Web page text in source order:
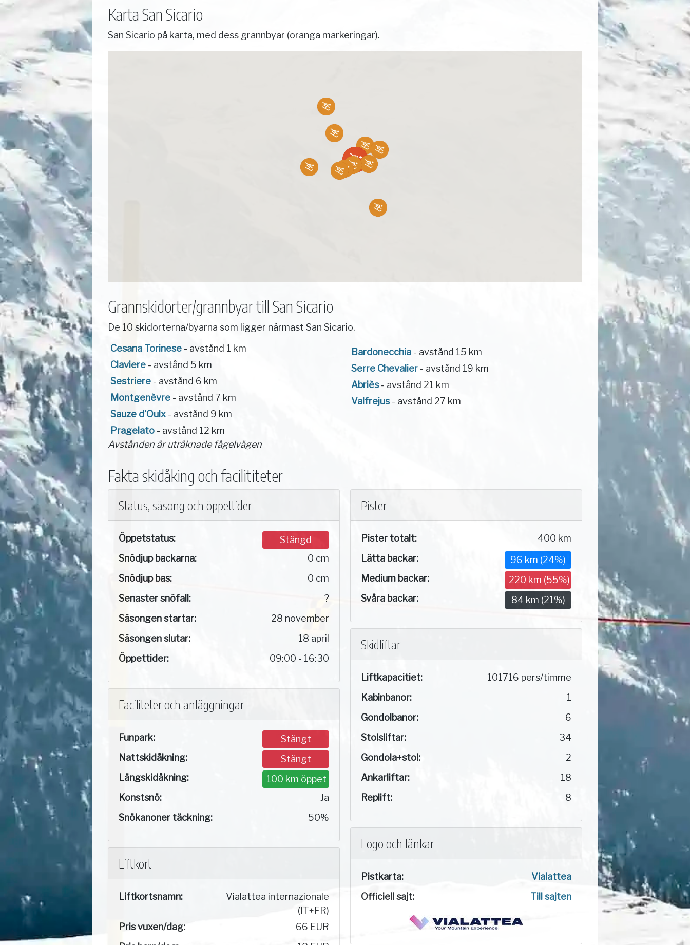
Karta San Sicario
San Sicario på karta, med dess grannbyar (oranga markeringar).
Grannskidorter/grannbyar till San Sicario
De 10 skidorterna/byarna som ligger närmast San Sicario.
Cesana Torinese - avstånd 1 km
Claviere - avstånd 5 km
Sestriere - avstånd 6 km
Montgenèvre - avstånd 7 km
Sauze d'Oulx - avstånd 9 km
Pragelato - avstånd 12 km
Bardonecchia- avstånd 15 km
Serre Chevalier- avstånd 19 km
Abriès- avstånd 21 km
Valfrejus- avstånd 27 km
Avstånden är uträknade fågelvägen
Fakta skidåking och facilititeter
Status, säsong och öppettider
Öppetstatus:
Stängd
Snödjup backarna:
0 cm
Snödjup bas:
0 cm
Senaster snöfall:
?
Säsongen startar:
28 november
Säsongen slutar:
18 april
Öppettider:
09:00 - 16:30
Faciliteter och anläggningar
Funpark:
Stängt
Nattskidåkning:
Stängt
Längskidåkning:
100 km öppet
Konstsnö:
Ja
Snökanoner täckning:
50%
Liftkort
Liftkortsnamn:
Vialattea internazionale
(IT+FR)
Pris vuxen/dag:
66 EUR
Pister
Pister totalt:
400 km
Lätta backar:
96 km (24%)
Medium backar:
220 km (55%)
Svåra backar:
84 km (21%)
Skidliftar
Liftkapacitiet:
101716 pers/timme
Kabinbanor:
1
Gondolbanor:
6
Stolsliftar:
34
Gondola+stol:
2
Ankarliftar:
18
Replift:
8
Logo och länkar
Pistkarta:
Vialattea
Officiell sajt:
Till sajten